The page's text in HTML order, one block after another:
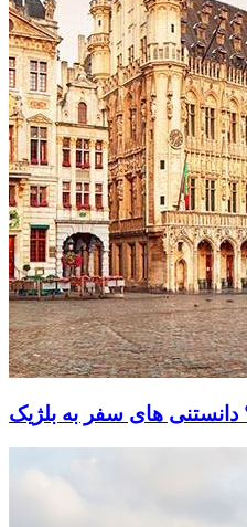
های سفر به بلژیک